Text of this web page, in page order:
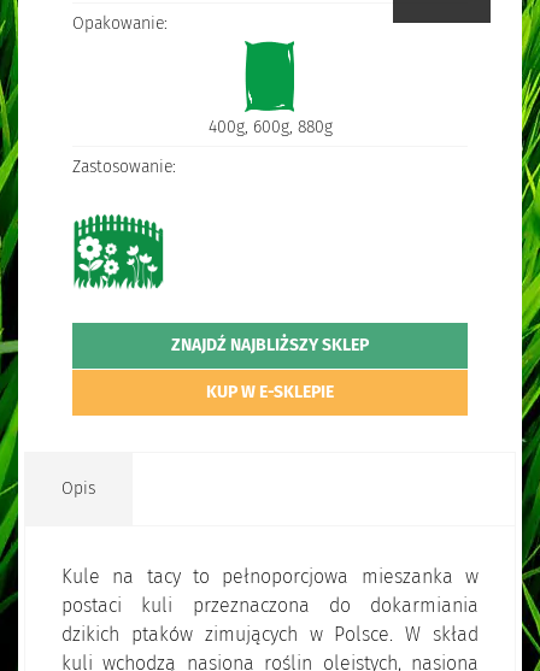
Opakowanie:
400g, 600g, 880g
Zastosowanie:
ZNAJDŹ NAJBLIŻSZY SKLEP
KUP W E-SKLEPIE
Opis
Kule na tacy to pełnoporcjowa mieszanka w
postaci kuli przeznaczona do dokarmiania
dzikich ptaków zimujących w Polsce. W skład
kuli wchodzą nasiona roślin oleistych, nasiona